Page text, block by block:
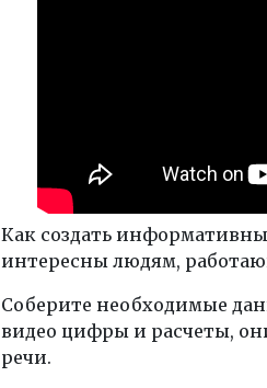
Как создать
интересны людям,
Соберите необходимые
видео цифры и расчеты,
речи.